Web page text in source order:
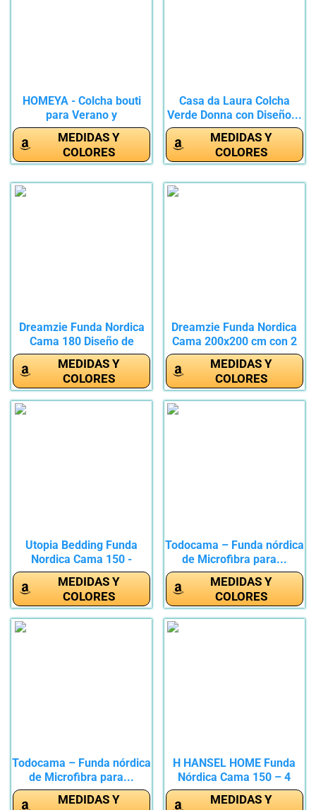
HOMEYA - Colcha bouti
para Verano y
Entretiempo,...
MEDIDAS Y
COLORES
Casa da Laura Colcha
Verde Donna con Diseño...
MEDIDAS Y
COLORES
Dreamzie Funda Nordica
Cama 180 Diseño de
Ramas...
MEDIDAS Y
COLORES
Dreamzie Funda Nordica
Cama 200x200 cm con 2
Funda...
MEDIDAS Y
COLORES
Utopia Bedding Funda
Nordica Cama 150 -
Microfibra...
MEDIDAS Y
COLORES
Todocama – Funda nórdica
de Microfibra para...
MEDIDAS Y
COLORES
Todocama – Funda nórdica
de Microfibra para...
MEDIDAS Y
H HANSEL HOME Funda
Nórdica Cama 150 – 4
Piezas...
MEDIDAS Y